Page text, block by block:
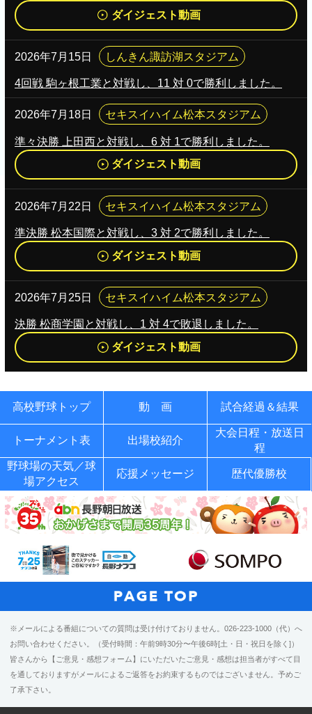
ダイジェスト動画
2026年7月15日 しんきん諏訪湖スタジアム
4回戦 駒ヶ根工業と対戦し、11 対 0で勝利しました。
2026年7月18日 セキスイハイム松本スタジアム
準々決勝 上田西と対戦し、6 対 1で勝利しました。
ダイジェスト動画
2026年7月22日 セキスイハイム松本スタジアム
準決勝 松本国際と対戦し、3 対 2で勝利しました。
ダイジェスト動画
2026年7月25日 セキスイハイム松本スタジアム
決勝 松商学園と対戦し、1 対 4で敗退しました。
ダイジェスト動画
高校野球トップ 動 画 試合経過＆結果
トーナメント表 出場校紹介
大会日程・放送日
程
野球場の天気／球
場アクセス
応援メッセージ 歴代優勝校
※メールによる番組についての質問は受け付けておりません。026-223-1000（代）へ
お問い合わせください。（受付時間：午前9時30分〜午後6時[土・日・祝日を除く]）
皆さんから【ご意見・感想フォーム】にいただいたご意見・感想は担当者がすべて目
を通しておりますがメールによるご返答をお約束するものではございません。予めご
了承下さい。